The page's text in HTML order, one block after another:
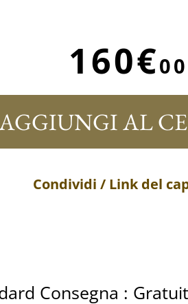
160€00
AL
Condividi / Link del
Consegna :